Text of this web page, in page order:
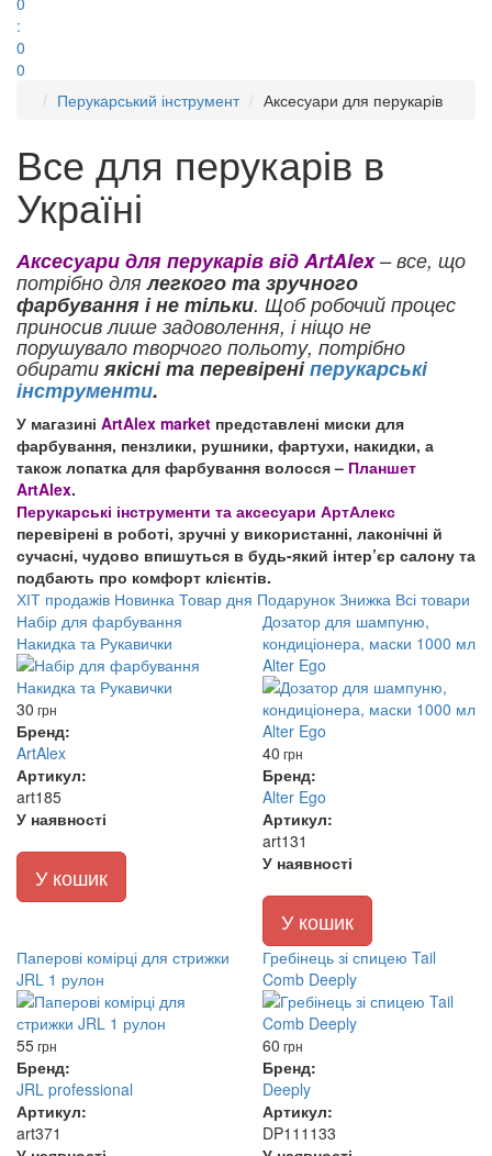
:
0
0
Перукарський інструмент
Аксесуари для перукарів
Все для перукарів в
Україні
Аксесуари для перукарів від ArtAlex– все, що
потрібно длялегкого та зручного
фарбування і не тільки. Щоб робочий процес
приносив лише задоволення, і ніщо не
порушувало творчого польоту, потрібно
обиратиякісні та перевіреніперукарські
інструменти.
У магазині ArtAlex market представлені миски для
фарбування, пензлики, рушники, фартухи, накидки, а
також лопатка для фарбування волосся – Планшет
ArtAlex.
Перукарські інструменти та аксесуари АртАлекс
перевірені в роботі, зручні у використанні, лаконічні й
сучасні, чудово впишуться в будь-який інтер’єр салону та
подбають про комфорт клієнтів.
ХІТ продажів Новинка Товар дня Подарунок Знижка Всі товари
Набір для фарбування
Накидка та Рукавички
30 грн
Бренд:
ArtAlex
Артикул:
art185
У наявності
У кошик
Дозатор для шампуню,
кондиціонера, маски 1000 мл
Alter Ego
40 грн
Бренд:
Alter Ego
Артикул:
art131
У наявності
У кошик
Паперові комірці для стрижки
JRL 1 рулон
55грн
Бренд:
JRL professional
Артикул:
art371
Гребінець зі спицею Tail
Comb Deeply
60 грн
Бренд:
Deeply
Артикул:
DP111133